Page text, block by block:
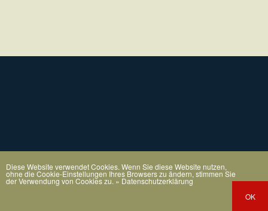
Diese Website verwendet Cookies. Wenn Sie diese Website nutzen,
ohne die Cookie-Einstellungen Ihres Browsers zu ändern, stimmen Sie
der Verwendung von Cookies zu. » Datenschutzerklärung
OK